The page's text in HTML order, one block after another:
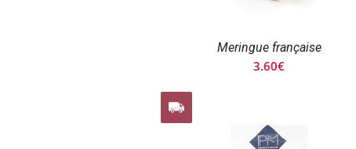
Meringue française
3.60€